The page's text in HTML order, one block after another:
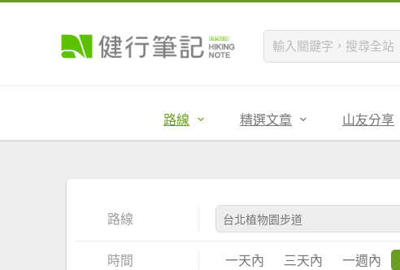
路線 精選文章 山友分享
路線
時間 一天內 三天內 一週內